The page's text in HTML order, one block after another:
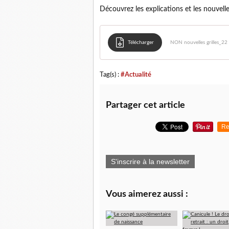
Découvrez les explications et les
Télécharger NON nouvelles grilles_22
Tag(s) : #Actualité
Partager cet article
S'inscrire à la newsletter
Vous aimerez aussi :